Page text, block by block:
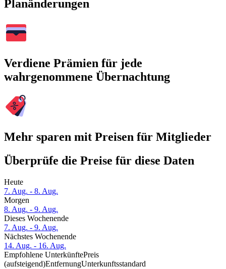
Planänderungen
Verdiene Prämien für jede
wahrgenommene Übernachtung
Mehr sparen mit Preisen für Mitglieder
Überprüfe die Preise für diese Daten
Heute
7. Aug. - 8. Aug.
Morgen
8. Aug. - 9. Aug.
Dieses Wochenende
7. Aug. - 9. Aug.
Nächstes Wochenende
14. Aug. - 16. Aug.
Empfohlene UnterkünftePreis
(aufsteigend)EntfernungUnterkunftsstandard